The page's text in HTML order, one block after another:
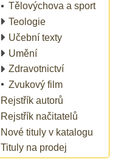
Tělovýchova a sport
Teologie
Učební texty
Umění
Zdravotnictví
Zvukový film
Rejstřík autorů
Rejstřík načitatelů
Nové tituly v katalogu
Tituly na prodej